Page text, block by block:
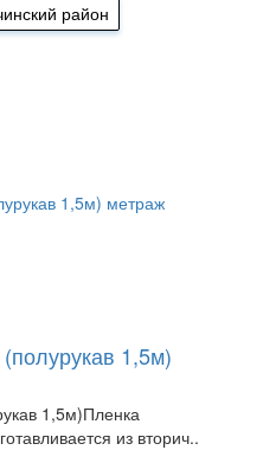
район
1,5м)
1,5м)Пленка
из вторич..